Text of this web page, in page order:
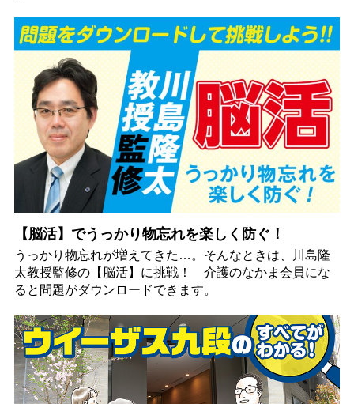
【脳活】でうっかり物忘れを楽しく防ぐ！
うっかり物忘れが増えてきた…。そんなときは、川島隆
太教授監修の【脳活】に挑戦！ 介護のなかま会員にな
ると問題がダウンロードできます。